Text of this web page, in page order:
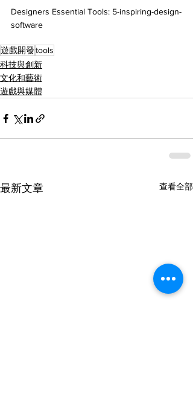
Designers Essential Tools: 5-inspiring-design-
software
遊戲開發tools
科技與創新
文化和藝術
遊戲與媒體
最新文章 查看全部